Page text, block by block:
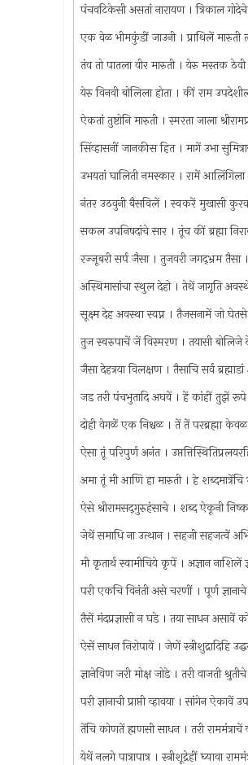
पंचवटिकेसी असतां नारायण । त्रिकाल
एक वेळ भीमकुंडीं जाउनी । प्राथिलें
तंव तो पातला वीर मारुती । येरु मस्तक
येरु विनवी बोलिला होता । कीं राम
ऐकतां तुष्टोनि मारुती । स्मरता जाला
सिंव्हासनीं जानकीस हित । मागें उभा
उभयतां घालिती नमस्कार । रामें
नंतर उठवुनी बैसविलें । स्वकरें मुखासी
सकल उपनिषदांचे सार । तूंच कीं ब्रह्मा
रज्जूबरी सर्प जैसा । तुजवरी जगद्‌भ्रम
अस्थिमासांचा स्थुल देहो । तेथें जागृति
सूक्ष्म देह अवस्था स्वप्न । तैजसनामें जो घेतसे
तुज स्वरुपाचें जें विस्मरण । तयासी बोलिजे
जैसा देहत्रया विलक्षण । तैसाचि सर्व
जड तरी पंचभुतादि अघवें । हें कांहीं तुझें
दोही वेगळें एक निश्चळ । तें तें परब्रह्मा
ऐसा तूं परिपुर्ण अनंत ।
अमा तूं मी आणि हा मारुती । हे
ऐसे श्रीरामसद्‌गुरुहंसाचे । शब्द ऐकूनी
जेथें समाधि ना उत्थान । सहजी सहजत्वें
मी कृतार्थ स्वामीचिये कृपें । अज्ञान नाशिलें
परी एकचि विनंती असे चरणीं । पूर्ण
तैसें मंदप्रज्ञासी न घडे । तया साधन असावें
ऐसें साधन निरोपावें । जेणें स्त्रीशुद्रादिहि
ज्ञानेविण जरी मोक्ष जोडे । तरी वाजती
परी ज्ञानाची प्राप्ती व्हावया । सांगेन
तेंचि कोणतें ह्मणसी साधन । तरी
येथें नलगे पात्रापात्र । स्त्रीशूद्रेहीं घ्यावा